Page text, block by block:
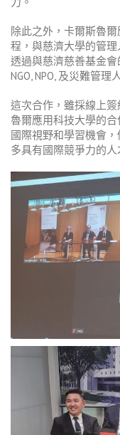
除此之外，卡爾斯魯
程，與慈濟大學的管
透過與慈濟慈善基金
NGO, NPO, 及災難管理
這次合作，雖採線上
魯爾應用科技大學的
國際視野和學習機會
多具有國際競爭力的人